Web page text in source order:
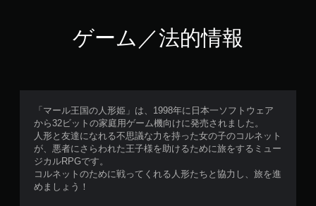
ゲーム／法的情報
「マール王国の人形姫」は、1998年に日本一ソフトウェア
から32ビットの家庭用ゲーム機向けに発売されました。
人形と友達になれる不思議な力を持った女の子のコルネット
が、悪者にさらわれた王子様を助けるために旅をするミュー
ジカルRPGです。
コルネットのために戦ってくれる人形たちと協力し、旅を進
めましょう！